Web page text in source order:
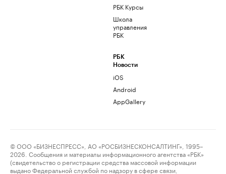
РБК Курсы
Школа
управления
РБК
РБК
Новости
iOS
Android
AppGallery
© ООО «БИЗНЕСПРЕСС», АО «РОСБИЗНЕСКОНСАЛТИНГ», 1995–
2026. Сообщения и материалы информационного агентства «РБК»
(свидетельство о регистрации средства массовой информации
выдано Федеральной службой по надзору в сфере связи,